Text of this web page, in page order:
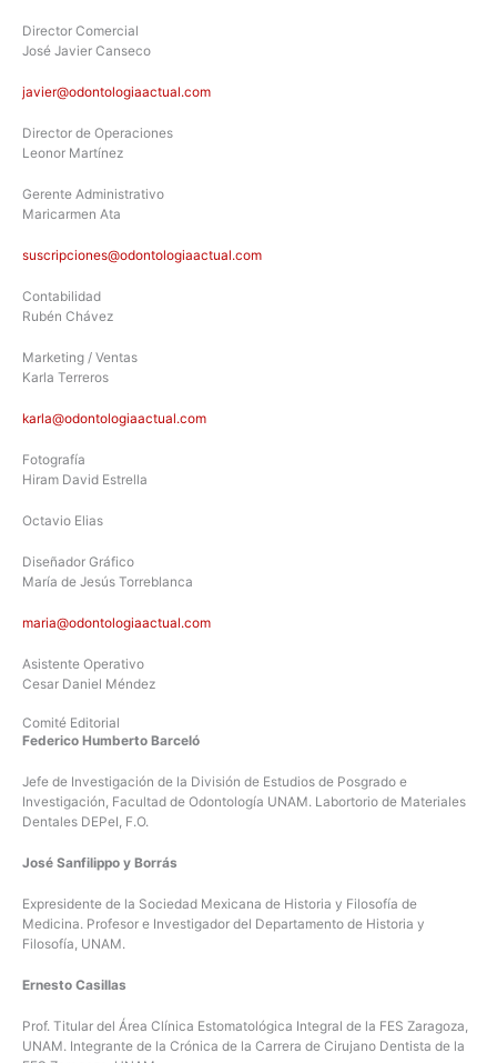
Director Comercial
José Javier Canseco
javier@odontologiaactual.com
Director de Operaciones
Leonor Martínez
Gerente Administrativo
Maricarmen Ata
suscripciones@odontologiaactual.com
Contabilidad
Rubén Chávez
Marketing / Ventas
Karla Terreros
karla@odontologiaactual.com
Fotografía
Hiram David Estrella
Octavio Elias
Diseñador Gráfico
María de Jesús Torreblanca
maria@odontologiaactual.com
Asistente Operativo
Cesar Daniel Méndez
Comité Editorial
Federico Humberto Barceló
Jefe de Investigación de la División de Estudios de Posgrado e
Investigación, Facultad de Odontología UNAM. Labortorio de Materiales
Dentales DEPeI, F.O.
José Sanfilippo y Borrás
Expresidente de la Sociedad Mexicana de Historia y Filosofía de
Medicina. Profesor e Investigador del Departamento de Historia y
Filosofía, UNAM.
Ernesto Casillas
Prof. Titular del Área Clínica Estomatológica Integral de la FES Zaragoza,
UNAM. Integrante de la Crónica de la Carrera de Cirujano Dentista de la